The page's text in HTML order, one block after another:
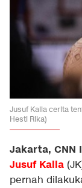
Jusuf Kalla cerita
Hesti Rika)
Jakarta, CNN
Jusuf Kalla
pernah